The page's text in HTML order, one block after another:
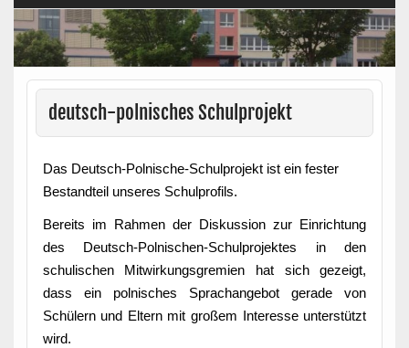
deutsch-polnisches Schulprojekt
Das Deutsch-Polnische-Schulprojekt ist ein fester
Bestandteil unseres Schulprofils.
Bereits im Rahmen der Diskussion zur Einrichtung
des Deutsch-Polnischen-Schulprojektes in den
schulischen Mitwirkungsgremien hat sich gezeigt,
dass ein polnisches Sprachangebot gerade von
Schülern und Eltern mit großem Interesse unterstützt
wird.